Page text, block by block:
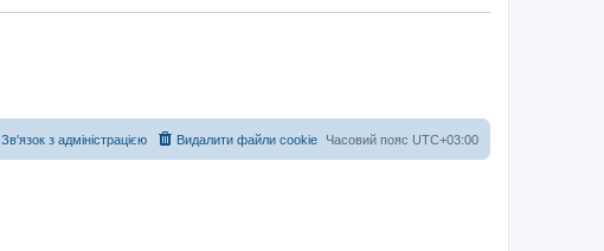
Часовий пояс UTC+03:00
Видалити файли cookie
Зв'язок з адміністрацією